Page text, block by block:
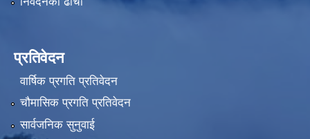
प्रतिवेदन
वार्षिक प्रगति प्रतिवेदन
चौमासिक प्रगति प्रतिवेदन
सार्वजनिक सुनुवाई